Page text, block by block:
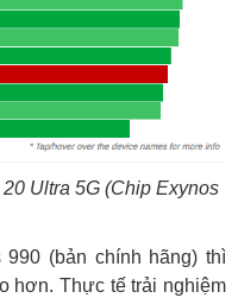
Ultra 5G (Chip Exynos
(bản chính hãng) thì
hơn. Thực tế trải nghiệm